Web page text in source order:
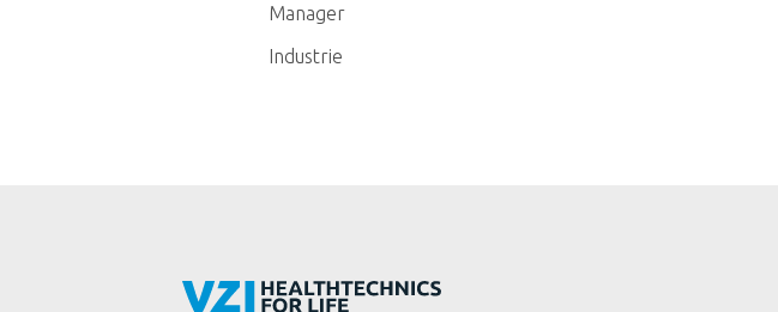
Manager
Industrie